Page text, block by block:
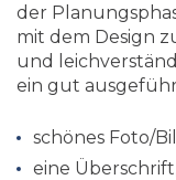
der
mit dem Design
und
ein gut
schönes Foto/
eine